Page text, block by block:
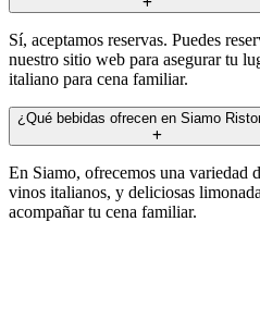
Sí, aceptamos reservas. Puedes
nuestro sitio web para asegurar tu
italiano para cena familiar.
¿Qué bebidas ofrecen en Siamo
En Siamo, ofrecemos una variedad
vinos italianos, y deliciosas
acompañar tu cena familiar.